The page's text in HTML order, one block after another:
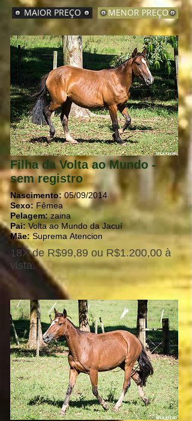
MAIOR PREÇO MENOR PREÇO
Filha da Volta ao Mundo -
sem registro
Nascimento:05/09/2014
Sexo: Fêmea
Pelagem:zaina
Pai:Volta ao Mundo da Jacuí
Mãe:Suprema Atencion
18X de R$99,89 ou R$1.200,00 à
vista.